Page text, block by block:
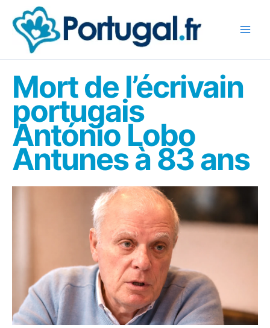
contenu
Mort de l’écrivain
portugais
António Lobo
Antunes à 83 ans